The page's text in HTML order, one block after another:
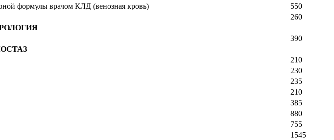
формулы врачом КЛД (венозная кровь)
550
260
390
210
230
235
210
385
880
755
1545